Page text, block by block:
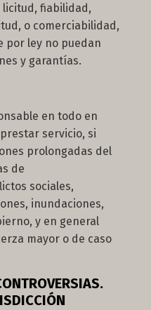
fiabilidad,
o comerciabilidad,
por ley no puedan
y garantías.
en todo en
servicio, si
prolongadas del
de
sociales,
inundaciones,
y en general
mayor o de caso